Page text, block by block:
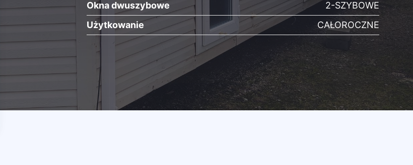
Okna dwuszybowe
2-SZYBOWE
Użytkowanie
CAŁOROCZNE